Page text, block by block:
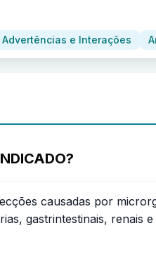
Advertências e Interações
causadas por
gastrintestinais, renais